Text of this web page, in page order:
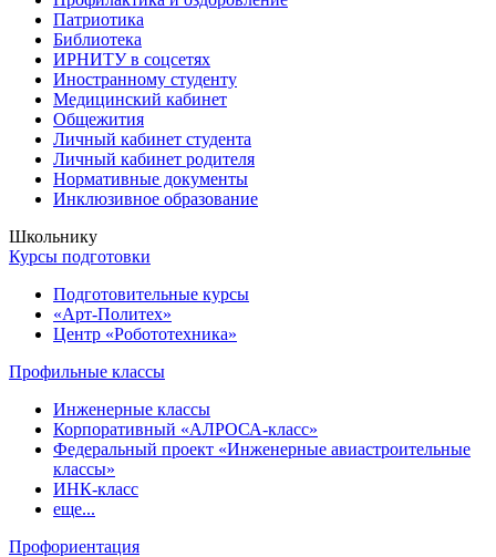
Патриотика
Библиотека
ИРНИТУ в соцсетях
Иностранному студенту
Медицинский кабинет
Общежития
Личный кабинет студента
Личный кабинет родителя
Нормативные документы
Инклюзивное образование
Школьнику
Курсы подготовки
Подготовительные курсы
«Арт-Политех»
Центр «Робототехника»
Профильные классы
Инженерные классы
Корпоративный «АЛРОСА-класс»
Федеральный проект «Инженерные авиастроительные
классы»
ИНК-класс
еще...
Профориентация